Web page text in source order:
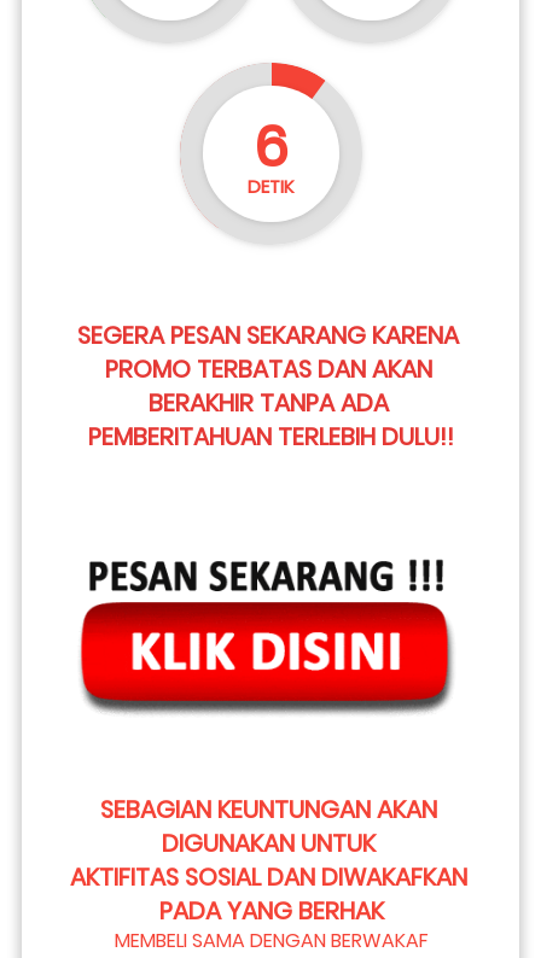
5
DETIK
SEGERA PESAN SEKARANG KARENA
PROMO TERBATAS DAN AKAN
BERAKHIR TANPA ADA
PEMBERITAHUAN TERLEBIH DULU!!
SEBAGIAN KEUNTUNGAN AKAN
DIGUNAKAN UNTUK
AKTIFITAS SOSIAL DAN DIWAKAFKAN
PADA YANG BERHAK
MEMBELI SAMA DENGAN BERWAKAF